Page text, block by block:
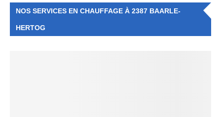
NOS SERVICES EN CHAUFFAGE À 2387 BAARLE-
HERTOG